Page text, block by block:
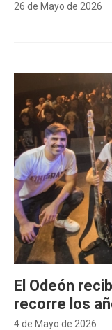
26 de Mayo de 2026
4 de Mayo de 2026
El Odeón
recorre los